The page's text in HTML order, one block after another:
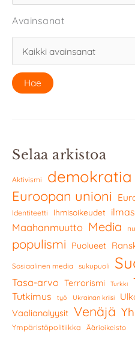
Avainsanat
Selaa arkistoa
Aktivismi demokratia
Euroopan unioni
Identiteetti Ihmisoikeudet
Maahanmuutto Media
populismi Puolueet
Sosiaalinen media sukupuoli
Tasa-arvo Terrorismi Turkki
Tutkimus työ Ukrainan kriisi
Vaalianalyysit Venäjä
Ympäristöpolitiikka Äärioikeisto